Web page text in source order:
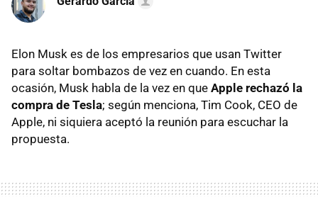
Elon Musk es de los empresarios que usan Twitter
para soltar bombazos de vez en cuando. En esta
ocasión, Musk habla de la vez en que Apple rechazó la
compra de Tesla; según menciona, Tim Cook, CEO de
Apple, ni siquiera aceptó la reunión para escuchar la
propuesta.